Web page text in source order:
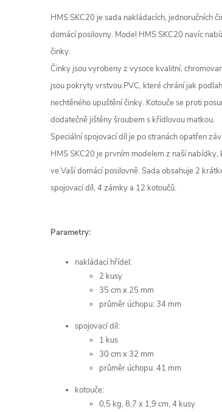
HMS SKC20 je sada nakládacích, jednoručních
domácí posilovny. Model HMS SKC20 navíc
činky.
Činky jsou vyrobeny z vysoce kvalitní,
jsou pokryty vrstvou PVC, které chrání jak
nechtěného upuštění činky. Kotouče se proti
dodatečně jištěny šroubem s křídlovou matkou.
Speciální spojovací díl je po stranách opatřen
HMS SKC20 je prvním modelem z naší
ve Vaší domácí posilovně. Sada obsahuje 2
spojovací díl, 4 zámky a 12 kotoučů.
Parametry:
nakládací hřídel:
2 kusy
35 cm x 25 mm
průměr úchopu: 34 mm
spojovací díl:
1 kus
30 cm x 32 mm
průměr úchopu: 41 mm
kotouče:
0,5 kg, 8,7 x 1,9 cm, 4 kusy